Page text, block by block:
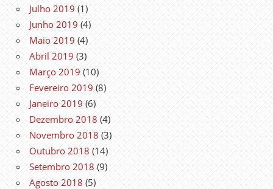
Julho 2019 (1)
Junho 2019 (4)
Maio 2019 (4)
Abril 2019 (3)
Março 2019 (10)
Fevereiro 2019 (8)
Janeiro 2019 (6)
Dezembro 2018 (4)
Novembro 2018 (3)
Outubro 2018 (14)
Setembro 2018 (9)
Agosto 2018 (5)